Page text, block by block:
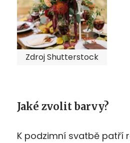
Zdroj Shutterstock
Jaké zvolit barvy?
K podzimní svatbě patří